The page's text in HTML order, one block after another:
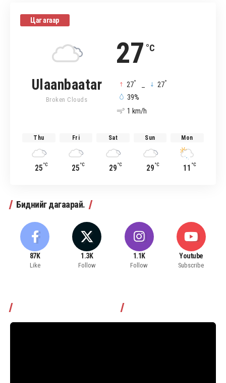
Цаг агаар
27 °C
Ulaanbaatar
Broken Clouds
27° 27°
39%
1 km/h
Thu
25°C
Fri
25°C
Sat
29°C
Sun
29°C
Mon
11 °C
Биднийг дагаарай.
87K
Like
1.3K
Follow
1.1K
Follow
Youtube
Subscribe